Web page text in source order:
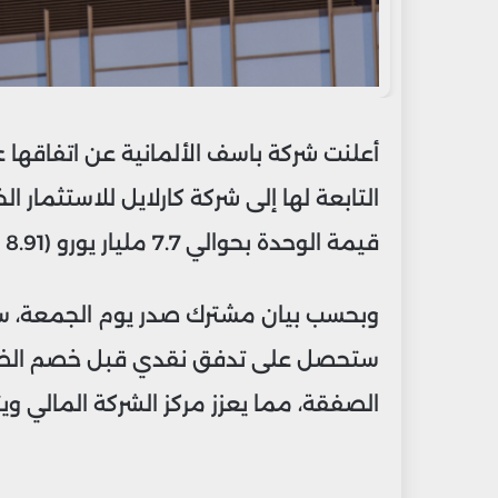
أعلنت شركة باسف الألمانية عن
التابعة لها إلى شركة كارلايل
قيمة الوحدة بحوالي 7.7 مليار يورو (8.91 مليار دولار).
الصفقة، مما يعزز مركز الشركة المالي